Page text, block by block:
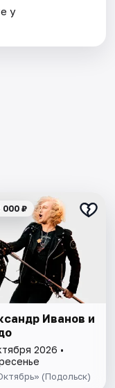
у
000 ₽
Иванов и
2026 •
(Подольск)